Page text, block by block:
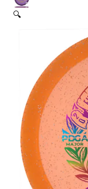
🔍